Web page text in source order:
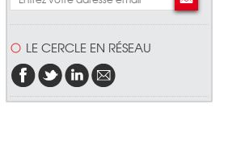
LE CERCLE EN RÉSEAU